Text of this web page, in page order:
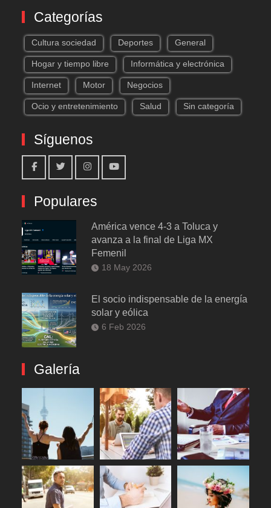
Categorías
Cultura sociedad Deportes General
Hogar y tiempo libre Informática y electrónica
Internet Motor Negocios
Ocio y entretenimiento Salud Sin categoría
Síguenos
FacebookTwitterInstagramYoutube
Populares
América vence 4-3 a Toluca y
avanza a la final de Liga MX
Femenil
18 May 2026
El socio indispensable de la energía
solar y eólica
6 Feb 2026
Galería